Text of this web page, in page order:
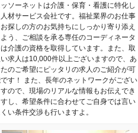
ッソーネットは介護・保育・看護に特化し
材サービス会社です。福祉業界のお仕事
探しの方のお気持ちにしっかり寄り添え
う、ご相談を承る専任のコーディネータ
介護の資格を取得しています。また、取
求人は10,000件以上ございますので、あ
のご希望にピッタリの求人のご紹介が可
す！ また、長年のネットワークがござい
すので、現場のリアルな情報もお伝えでき
すし、希望条件に合わせてご自身では言い
い条件交渉も行いますよ。